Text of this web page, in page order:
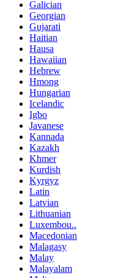
Galician
Georgian
Gujarati
Haitian
Hausa
Hawaiian
Hebrew
Hmong
Hungarian
Icelandic
Igbo
Javanese
Kannada
Kazakh
Khmer
Kurdish
Kyrgyz
Latin
Latvian
Lithuanian
Luxembou..
Macedonian
Malagasy
Malay
Malayalam